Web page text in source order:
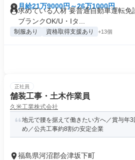
月給21万9000円～26万1000円
求めている人材 要普通自動車運転
ブランクOK/U・Iタ...
制服あり 資格取得支援あり +13個
正社員
舗装工事・土木作業員
久米工業株式会社
地元で腰を据えて働きたい方へ／賞与年
め／公共工事約8割の安定企業
福島県河沼郡会津坂下町